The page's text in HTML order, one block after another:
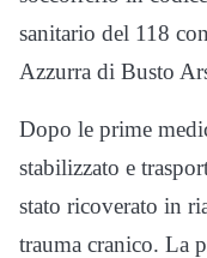
sanitario del 118
Azzurra di Busto
Dopo le prime
stabilizzato e
stato ricoverato in
trauma cranico. La